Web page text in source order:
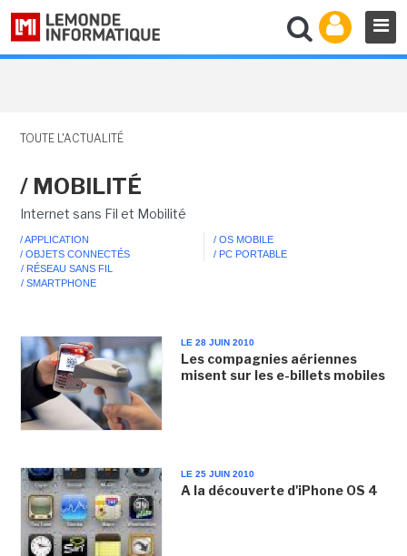
TOUTE L'ACTUALITÉ
/ MOBILITÉ
Internet sans Fil et Mobilité
/ APPLICATION
/ OBJETS CONNECTÉS
/ OS MOBILE
/ PC PORTABLE
/ RÉSEAU SANS FIL
/ SMARTPHONE
LE 28 JUIN 2010
Les compagnies aériennes
misent sur les e-billets mobiles
LE 25 JUIN 2010
A la découverte d'iPhone OS 4